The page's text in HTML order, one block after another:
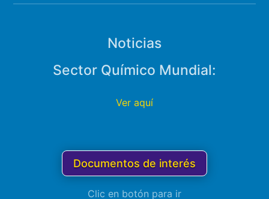
Noticias
Sector Químico Mundial:
Ver aquí
Documentos de interés
Clic en botón para ir